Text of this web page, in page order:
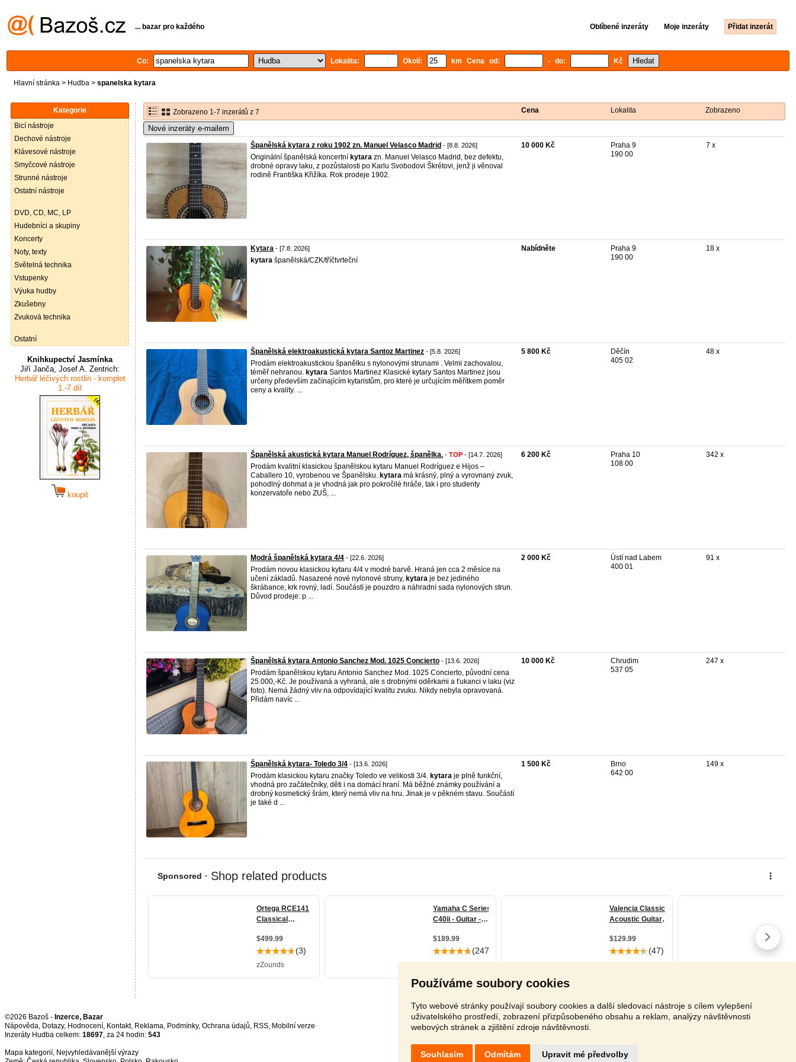
Používáme soubory cookies
Tyto webové stránky používají soubory cookies a další sledovací nástroje s cílem vylepšení
uživatelského prostředí, zobrazení přizpůsobeného obsahu a reklam, analýzy návštěvnosti
webových stránek a zjištění zdroje návštěvnosti.
Souhlasím Odmítám Upravit mé předvolby
... bazar pro každého Oblíbené inzeráty Moje inzeráty Přidat inzerát
Co: Lokalita: Okolí: km Cena od: - do: Kč
Hlavní stránka > Hudba > spanelska kytara
Kategorie
Bicí nástroje
Dechové nástroje
Klávesové nástroje
Smyčcové nástroje
Strunné nástroje
Ostatní nástroje
DVD, CD, MC, LP
Hudebníci a skupiny
Koncerty
Noty, texty
Světelná technika
Vstupenky
Výuka hudby
Zkušebny
Zvuková technika
Ostatní
Knihkupectví Jasmínka
Jiří Janča, Josef A. Zentrich:
Herbář léčivých rostlin - komplet
1.-7.díl
koupit
Zobrazeno 1-7 inzerátů z 7 Cena Lokalita Zobrazeno
Nové inzeráty e-mailem
Španělská kytara z roku 1902 zn. Manuel Velasco Madrid - [8.8. 2026]
Originální španělská koncertní kytara zn. Manuel Velasco Madrid, bez defektu,
drobné opravy laku, z pozůstalosti po Karlu Svobodovi Škrétovi, jenž ji věnoval
rodině Františka Křižíka. Rok prodeje 1902.
10 000 Kč
Praha 9
190 00
7 x
Kytara - [7.8. 2026]
kytara španělská/CZK/tříčtvrteční
Nabídněte
Praha 9
190 00
18 x
Španělská elektroakustická kytara Santoz Martinez - [5.8. 2026]
Prodám elektroakustickou španělku s nylonovými strunami . Velmi zachovalou,
téměř nehranou. kytara Santos Martinez Klasické kytary Santos Martinez jsou
určeny především začínajícím kytaristům, pro které je určujícím měřítkem poměr
ceny a kvality. ...
5 800 Kč
Děčín
405 02
48 x
Španělská akustická kytara Manuel Rodríguez, španělka. - TOP - [14.7. 2026]
Prodám kvalitní klasickou španělskou kytaru Manuel Rodríguez e Hijos –
Caballero 10, vyrobenou ve Španělsku. kytara má krásný, plný a vyrovnaný zvuk,
pohodlný dohmat a je vhodná jak pro pokročilé hráče, tak i pro studenty
konzervatoře nebo ZUŠ, ...
6 200 Kč
Praha 10
108 00
342 x
Modrá španělská kytara 4/4 - [22.6. 2026]
Prodám novou klasickou kytaru 4/4 v modré barvě. Hraná jen cca 2 měsíce na
učení základů. Nasazené nové nylonové struny, kytara je bez jediného
škrábance, krk rovný, ladí. Součástí je pouzdro a náhradní sada nylonových strun.
Důvod prodeje: p ...
2 000 Kč
Ústí nad Labem
400 01
91 x
Španělská kytara Antonio Sanchez Mod. 1025 Concierto - [13.6. 2026]
Prodám španělskou kytaru Antonio Sanchez Mod. 1025 Concierto, původní cena
25.000,-Kč. Je používaná a vyhraná, ale s drobnými oděrkami a ťukanci v laku (viz
foto). Nemá žádný vliv na odpovídající kvalitu zvuku. Nikdy nebyla opravovaná.
Přidám navíc ...
10 000 Kč
Chrudim
537 05
247 x
Španělská kytara- Toledo 3/4 - [13.6. 2026]
Prodám klasickou kytaru značky Toledo ve velikosti 3/4. kytara je plně funkční,
vhodná pro začátečníky, děti i na domácí hraní. Má běžné známky používání a
drobný kosmetický šrám, který nemá vliv na hru. Jinak je v pěkném stavu. Součástí
je také d ...
1 500 Kč
Brno
642 00
149 x
©2026 Bazoš - Inzerce, Bazar
Nápověda, Dotazy, Hodnocení, Kontakt, Reklama, Podmínky, Ochrana údajů, RSS,
Inzeráty Hudba celkem: 18697, za 24 hodin: 543
Mapa kategorií, Nejvyhledávanější výrazy